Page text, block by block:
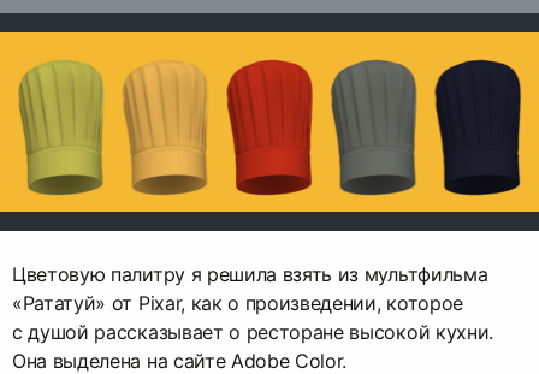
Цветовую палитру я решила взять из мультфильма
«Рататуй» от Pixar, как о произведении, которое
с душой рассказывает о ресторане высокой кухни.
Она выделена на сайте Adobe Color.